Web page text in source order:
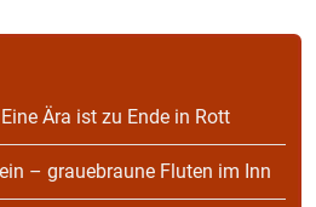
Eine Ära ist zu Ende in Rott
– grauebraune Fluten im Inn